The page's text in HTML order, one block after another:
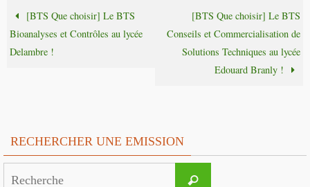
[BTS Que choisir] Le BTS
Bioanalyses et Contrôles au lycée
Delambre !
[BTS Que choisir] Le BTS
Conseils et Commercialisation de
Solutions Techniques au lycée
Edouard Branly !
RECHERCHER UNE EMISSION
Recherche